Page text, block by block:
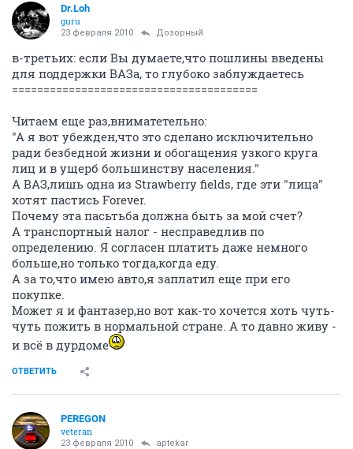
Dr.Loh
guru
23 февраля 2010 Дозорный
в-третьих: если Вы думаете,что пошлины введены
для поддержки ВАЗа, то глубоко заблуждаетесь
=======================================
Читаем еще раз,вниматетельно:
"А я вот убежден,что это сделано исключительно
ради безбедной жизни и обогащения узкого круга
лиц и в ущерб большинству населения."
А ВАЗ,лишь одна из Strawberry fields, где эти "лица"
хотят пастись Forever.
Почему эта пасьтьба должна быть за мой счет?
А транспортный налог - несправедлив по
определению. Я согласен платить даже немного
больше,но только тогда,когда еду.
А за то,что имею авто,я заплатил еще при его
покупке.
Может я и фантазер,но вот как-то хочется хоть чуть-
чуть пожить в нормальной стране. А то давно живу -
и всё в дурдоме
ОТВЕТИТЬ
PEREGON
veteran
23 февраля 2010 aptekar